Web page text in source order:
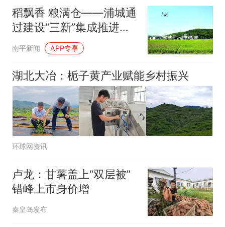
稻飘香 粮满仓——浦城通
过建设“三新”集成推进县
走出科学施肥增效新路径
南平新闻 APP专享
湖北大冶：栀子黄产业赋能乡村振兴
环球网资讯
卢龙：甘薯盖上“双层被”
错峰上市身价增
秦皇岛发布